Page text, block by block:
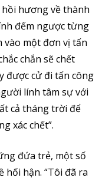
hương về thành
đếm ngược từng
vào một đơn vị tấn
chắn sẽ chết
được cử đi tấn công
lính tâm sự với
cả tháng trời để
xác chết”.
đứa trẻ, một số
hối hận. “Tôi đã ra